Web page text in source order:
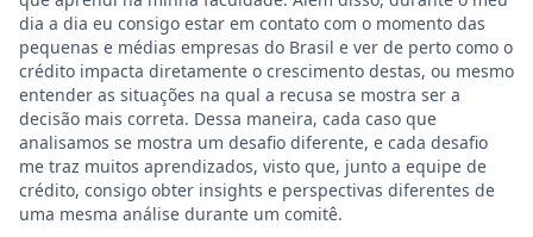
dia a dia eu consigo estar em contato com o momento das
pequenas e médias empresas do Brasil e ver de perto como o
crédito impacta diretamente o crescimento destas, ou mesmo
entender as situações na qual a recusa se mostra ser a
decisão mais correta. Dessa maneira, cada caso que
analisamos se mostra um desafio diferente, e cada desafio
me traz muitos aprendizados, visto que, junto a equipe de
crédito, consigo obter insights e perspectivas diferentes de
uma mesma análise durante um comitê.